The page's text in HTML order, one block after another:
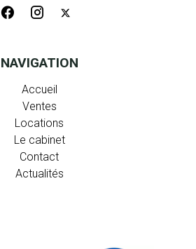
NAVIGATION
Accueil
Ventes
Locations
Le cabinet
Contact
Actualités